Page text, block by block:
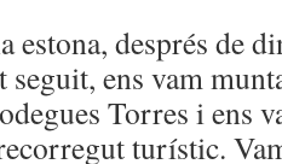
estona, després de
seguit, ens vam
Torres i ens
turístic.